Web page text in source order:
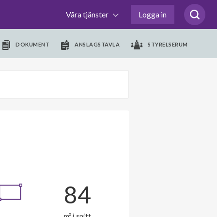
Våra tjänster Logga in
DOKUMENT ANSLAGSTAVLA STYRELSERUM
84